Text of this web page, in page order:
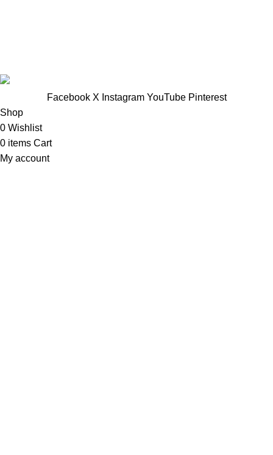
Facebook X Instagram YouTube Pinterest
Shop
0 Wishlist
0 items Cart
My account